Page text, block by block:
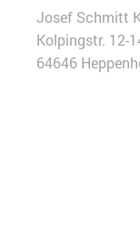
Josef Schmitt
Kolpingstr. 12-
64646